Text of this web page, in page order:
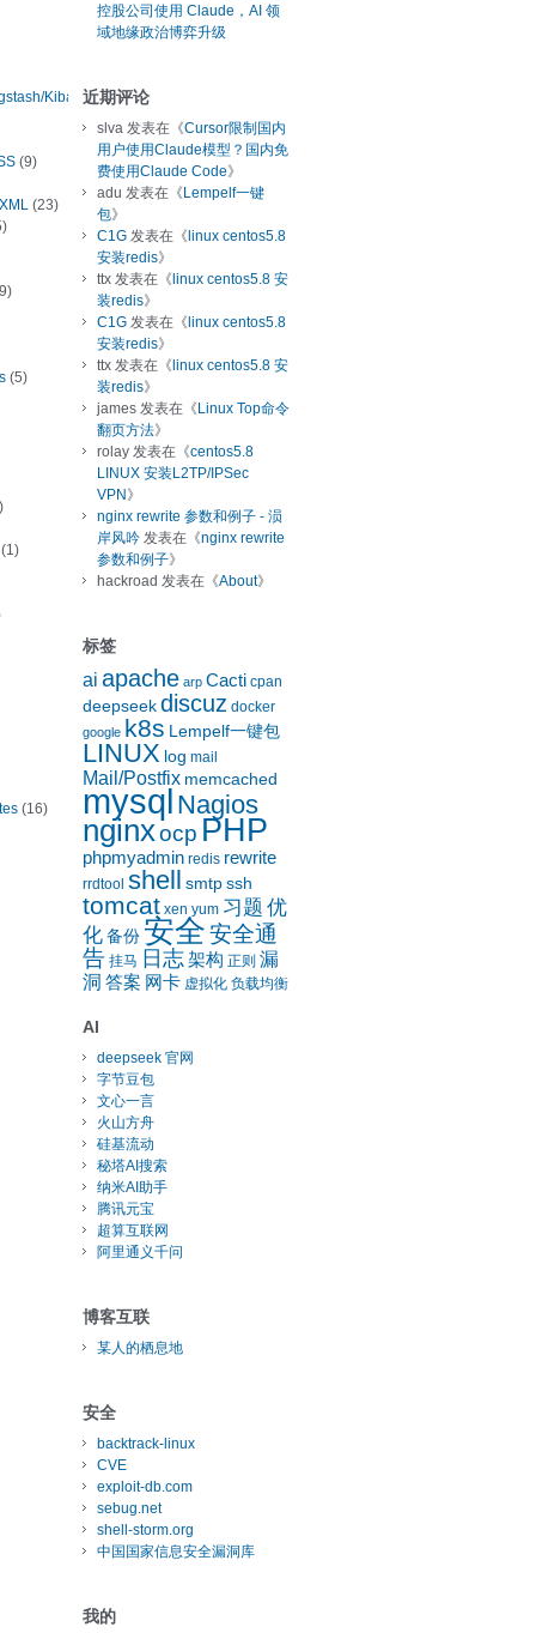
Kibana
(9)
(23)
(5)
(16)
控股公司使用 Claude，AI 领
域地缘政治博弈升级
近期评论
slva 发表在《Cursor限制国内
用户使用Claude模型？国内免
费使用Claude Code》
adu 发表在《 Lempelf一键
包》
C1G 发表在《 linux centos5.8
安装redis》
ttx 发表在《 linux centos5.8 安
装redis》
C1G 发表在《 linux centos5.8
安装redis》
ttx 发表在《 linux centos5.8 安
装redis》
james 发表在《 Linux Top命令
翻页方法》
rolay 发表在《centos5.8
LINUX 安装L2TP/IPSec
VPN 》
nginx rewrite 参数和例子 - 涢
岸风吟 发表在《nginx rewrite
参数和例子》
hackroad 发表在《About》
标签
ai apache arp Cacti cpan
deepseek discuz docker
google k8s Lempelf一键包
LINUX log mail
Mail/Postfix memcached
mysql Nagios
nginxocp PHP
phpmyadmin redis rewrite
rrdtool shell smtp ssh
tomcat xen yum 习题 优
化 备份 安全安全通
告 挂马 日志架构 正则 漏
洞 答案 网卡 虚拟化 负载均衡
AI
deepseek 官网
字节豆包
文心一言
火山方舟
硅基流动
秘塔AI搜索
纳米AI助手
腾讯元宝
超算互联网
阿里通义千问
博客互联
某人的栖息地
安全
backtrack-linux
CVE
exploit-db.com
sebug.net
shell-storm.org
中国国家信息安全漏洞库
我的